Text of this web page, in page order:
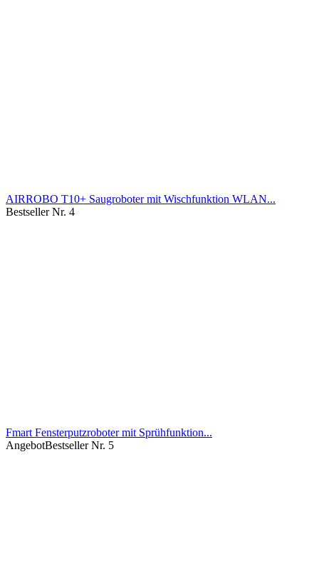
AIRROBO T10+ Saugroboter mit Wischfunktion WLAN...
Bestseller Nr. 4
Fmart Fensterputzroboter mit Sprühfunktion...
AngebotBestseller Nr. 5